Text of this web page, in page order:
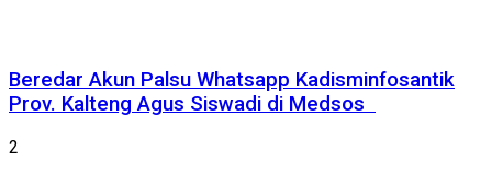
Beredar Akun Palsu Whatsapp Kadisminfosantik
Prov. Kalteng Agus Siswadi di Medsos
2